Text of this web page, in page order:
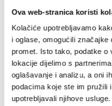
Ova web-stranica koristi
Kolačiće upotrebljavamo
i oglase, omogućili
promet. Isto tako, podatke o
lokacije dijelimo s
oglašavanje i analizu, a oni
podacima koje ste im pružili
upotrebljavali njihove usluge.
1. Ema Javornik, predsjednica,
3. Zvonimir Gretić, član,
4. Lucija Cigrovski, članica,
5. Vlatko Gretić, član,
6. Denis Flegar, član,
7. Tea Hohnjec, članica.
Prilog